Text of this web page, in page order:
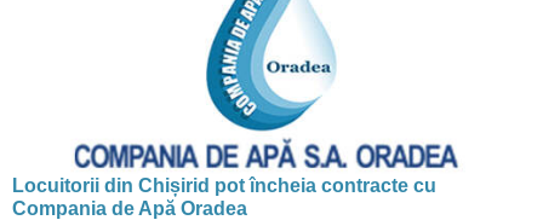
Locuitorii din Chișirid pot încheia contracte cu
Compania de Apă Oradea